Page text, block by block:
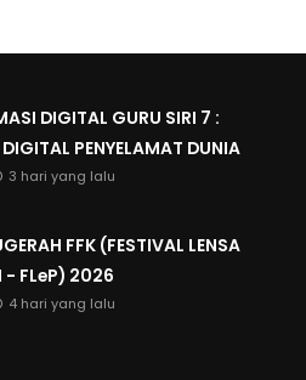
DIGITAL GURU SIRI 7 :
PENYELAMAT DUNIA
3 hari yang lalu
FFK (FESTIVAL LENSA
- FLeP) 2026
4 hari yang lalu